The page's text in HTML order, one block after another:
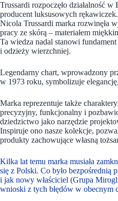
Trussardi rozpoczęło działalność
producent luksusowych
Nicola Trussardi marka rozwinęła
pracy ze skórą – materiałem
Ta wiedza nadal stanowi
i odzieży wierzchniej.
Legendarny chart, wprowadzony
w 1973 roku, symbolizuje
Marka reprezentuje także
precyzyjny, funkcjonalny i
dziedzictwo jako narzędzie
Inspiruje ono nasze kolekcje,
produkty zachowujące własną
Kilka lat temu marka musiała
się z Polski. Co było bezpośrednią
i jak nowy właściciel (Grupa
wnioski z tych błędów w obecnym